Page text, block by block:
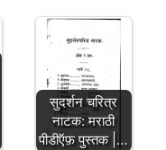
सुदर्शन चरित्र
नाटक: मराठी
पीडीऍफ़ पुस्तक |…